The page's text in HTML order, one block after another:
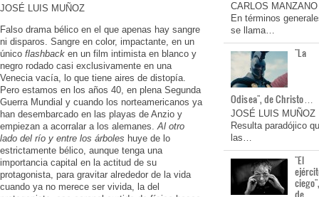
JOSÉ LUIS MUÑOZ
Falso drama bélico en el que apenas hay sangre
ni disparos. Sangre en color, impactante, en un
único flashback en un film intimista en blanco y
negro rodado casi exclusivamente en una
Venecia vacía, lo que tiene aires de distopía.
Pero estamos en los años 40, en plena Segunda
Guerra Mundial y cuando los norteamericanos ya
han desembarcado en las playas de Anzio y
empiezan a acorralar a los alemanes. Al otro
lado del río y entre los árboles huye de lo
estrictamente bélico, aunque tenga una
importancia capital en la actitud de su
protagonista, para gravitar alrededor de la vida
cuando ya no merece ser vivida, la del
CARLOS MANZANO
En términos
se llama…
"La
Odisea", de Christo…
JOSÉ LUIS MUÑOZ
Resulta paradójico
las…
"El
de…